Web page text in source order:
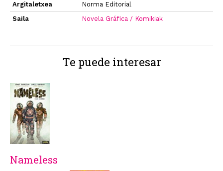
Argitaletxea
Norma Editorial
Saila
Novela Gráfica / Komikiak
Te puede interesar
Nameless